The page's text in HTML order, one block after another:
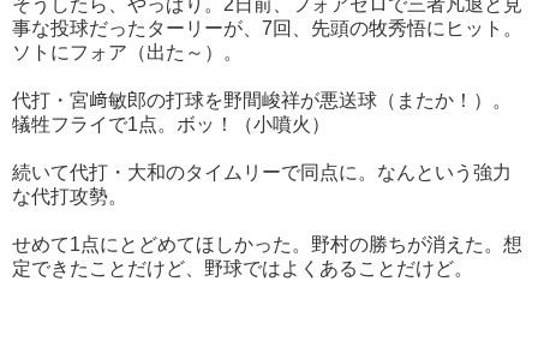
そうしたら、やっぱり。2日前、フォアゼロで三者凡退と見
事な投球だったターリーが、7回、先頭の牧秀悟にヒット。
ソトにフォア（出た～）。
代打・宮﨑敏郎の打球を野間峻祥が悪送球（またか！）。
犠牲フライで1点。ボッ！（小噴火）
続いて代打・大和のタイムリーで同点に。なんという強力
な代打攻勢。
せめて1点にとどめてほしかった。野村の勝ちが消えた。想
定できたことだけど、野球ではよくあることだけど。